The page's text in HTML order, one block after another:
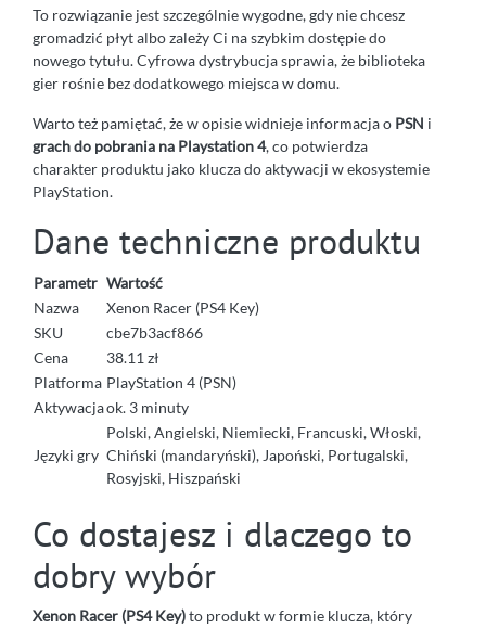
To rozwiązanie jest szczególnie wygodne, gdy nie chcesz
gromadzić płyt albo zależy Ci na szybkim dostępie do
nowego tytułu. Cyfrowa dystrybucja sprawia, że biblioteka
gier rośnie bez dodatkowego miejsca w domu.
Warto też pamiętać, że w opisie widnieje informacja o PSN i
grach do pobrania na Playstation 4, co potwierdza
charakter produktu jako klucza do aktywacji w ekosystemie
PlayStation.
Dane techniczne produktu
Parametr Wartość
Nazwa
Xenon Racer (PS4 Key)
SKU
cbe7b3acf866
Cena
38.11 zł
Platforma PlayStation 4 (PSN)
Aktywacjaok. 3 minuty
Języki gry
Polski, Angielski, Niemiecki, Francuski, Włoski,
Chiński (mandaryński), Japoński, Portugalski,
Rosyjski, Hiszpański
Co dostajesz i dlaczego to
dobry wybór
Xenon Racer (PS4 Key)to produkt w formie klucza, który